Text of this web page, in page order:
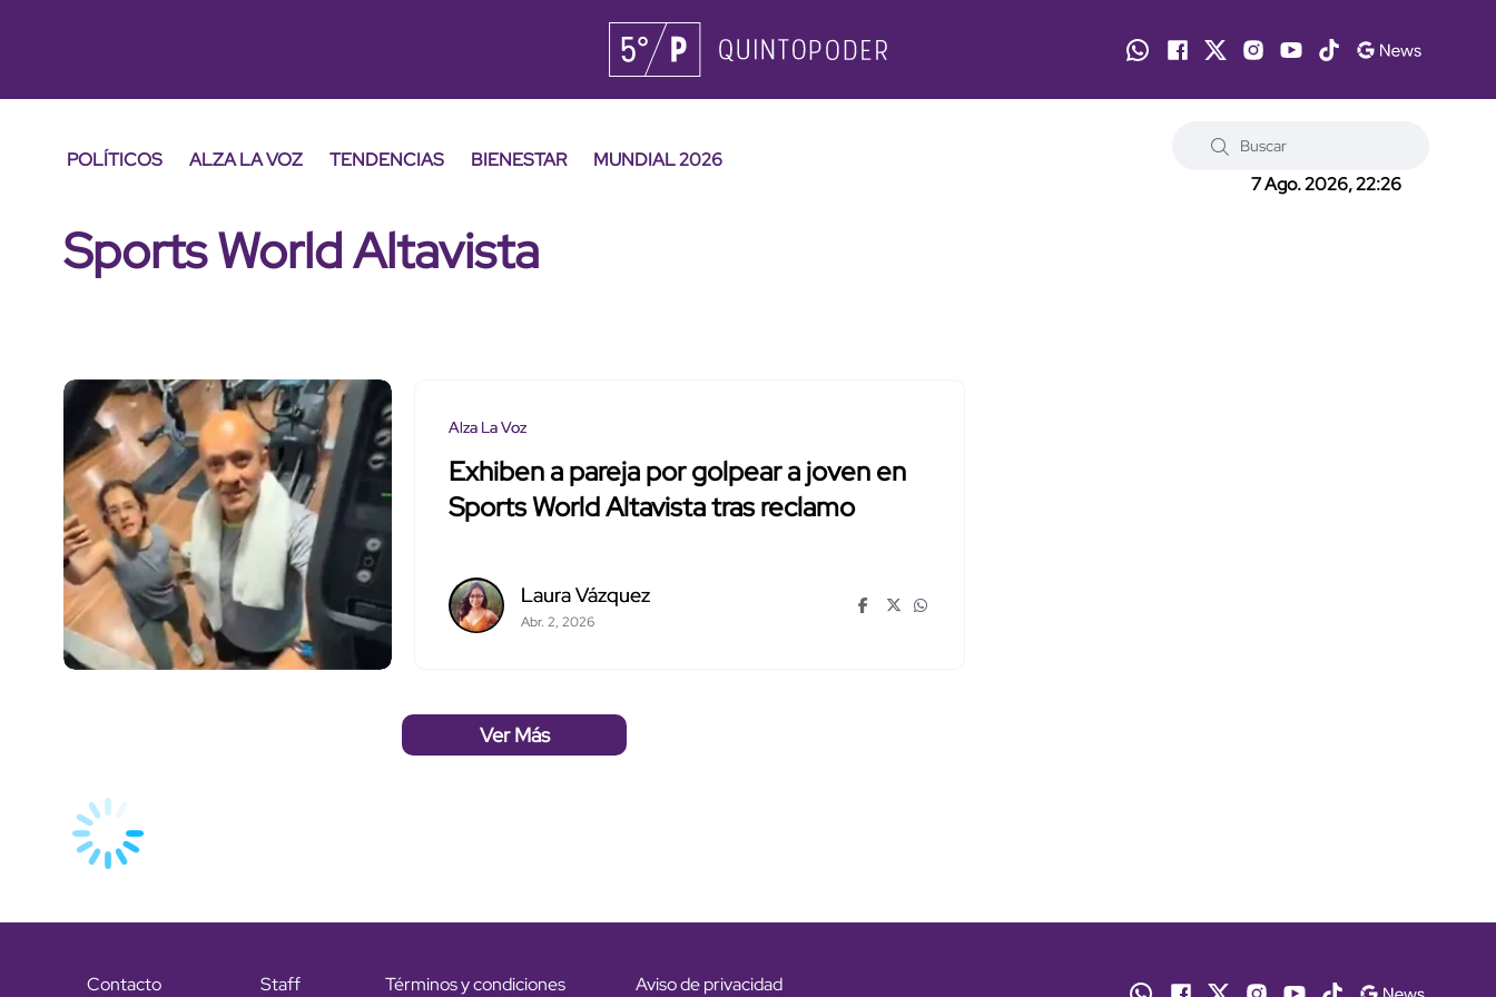
POLÍTICOS ALZA LA VOZ TENDENCIAS BIENESTAR
MUNDIAL 2026
7 Ago. 2026, 22:26
Sports World Altavista
Alza La Voz
Exhiben a pareja por golpear a joven en
Sports World Altavista tras reclamo
Laura Vázquez
Abr. 2, 2026
Ver Más
Contacto Staff Términos y condiciones Aviso de privacidad